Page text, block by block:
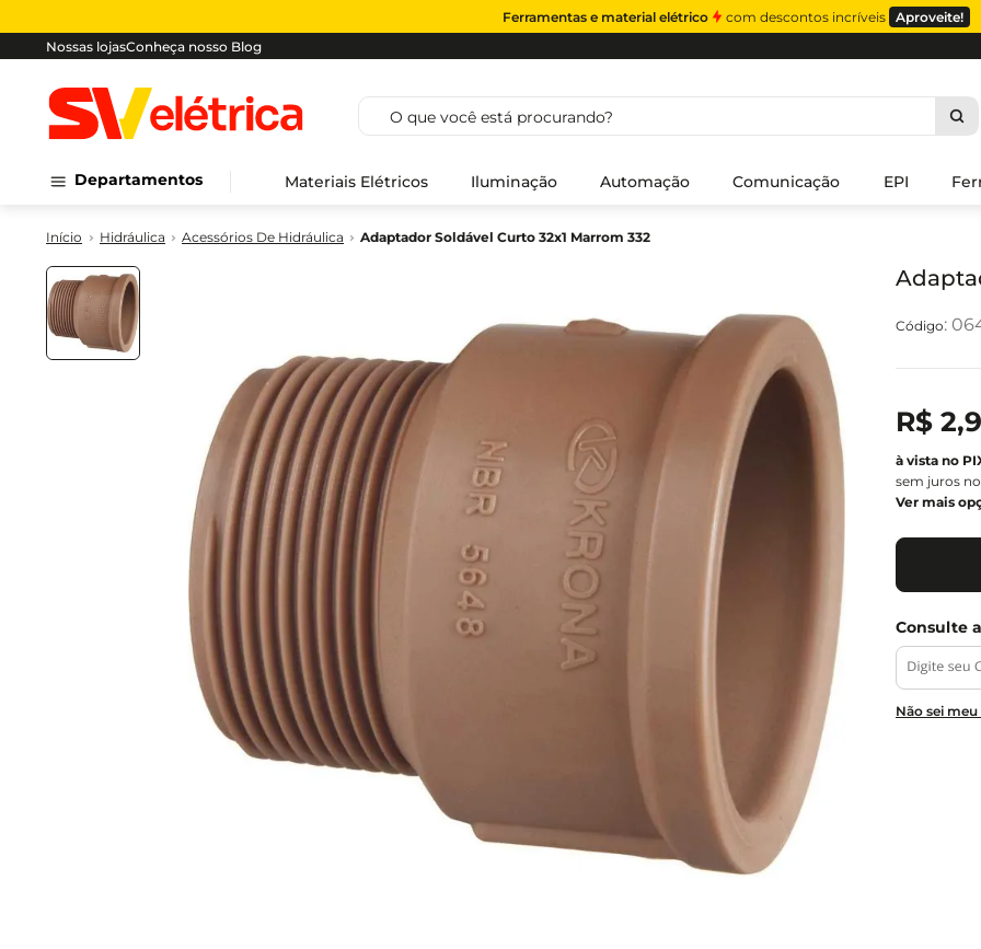
Ferramentas e material elétrico com descontos incríveis Aproveite!
Nossas lojasConheça nosso Blog
O que você está procurando?
Departamentos Materiais Elétricos Iluminação Automação Comunicação EPI
Hidráulica Acessórios De Hidráulica Adaptador Soldável Curto 32x1 Marrom 332
:
R$ 2,
sem juros
Ver mais
Não sei meu